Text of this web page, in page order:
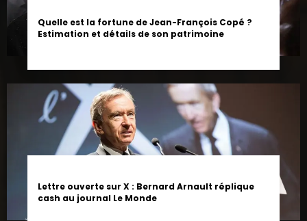
Estimation et détails de son patrimoine
cash au journal Le Monde